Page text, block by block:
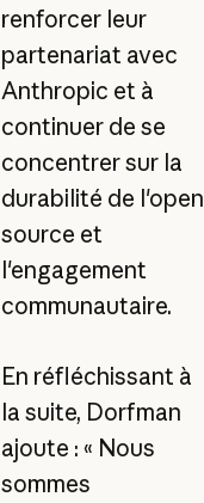
renforcer leur
partenariat avec
Anthropic et à
continuer de se
concentrer sur la
durabilité de l'open
source et
l'engagement
communautaire.
En réfléchissant à
la suite, Dorfman
ajoute : « Nous
sommes